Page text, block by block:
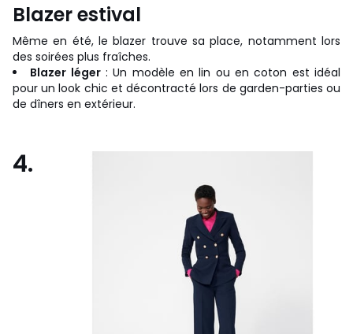
Blazer estival
Même en été, le blazer trouve sa place, notamment lors
des soirées plus fraîches.
Blazer léger: Un modèle en lin ou en coton est idéal
pour un look chic et décontracté lors de garden-parties ou
de dîners en extérieur.
4.